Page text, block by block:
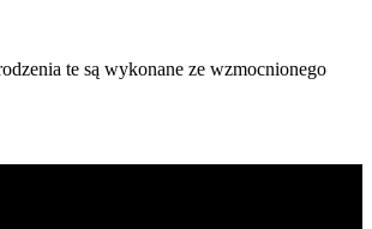
te są wykonane ze wzmocnionego